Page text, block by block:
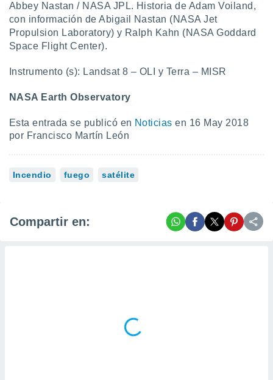
e
mediante
publicidad
de
Abbey Nastan / NASA JPL. Historia de Adam Voiland,
con información de Abigail Nastan (NASA Jet
Propulsion Laboratory) y Ralph Kahn (NASA Goddard
Space Flight Center).
Instrumento (s): Landsat 8 – OLI y Terra – MISR
NASA Earth Observatory
Esta entrada se publicó en Noticias en 16 May 2018
por Francisco Martín León
Incendio fuego satélite
Compartir en: